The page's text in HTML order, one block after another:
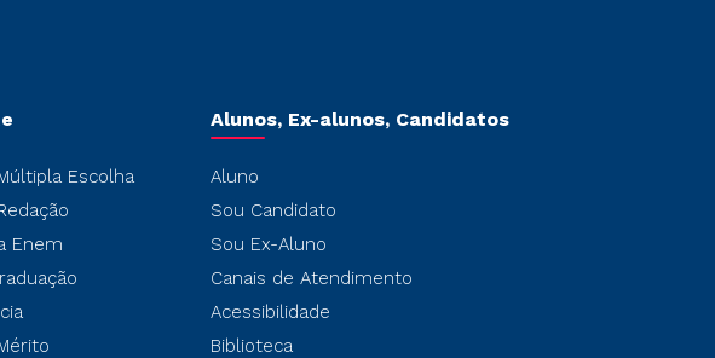
Escolha
Enem
Alunos, Ex-alunos, Candidatos
Aluno
Sou Candidato
Sou Ex-Aluno
Canais de Atendimento
Acessibilidade
Biblioteca